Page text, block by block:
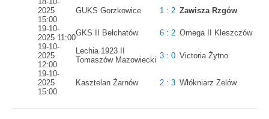
2025
15:00
GUKS Gorzkowice 1 : 2 Zawisza Rzgów
19-10-
2025 11:00
GKS II Bełchatów 6 : 2 Omega II Kleszczów
19-10-
2025
12:00
Lechia 1923 II
Tomaszów Mazowiecki 3 : 0 Victoria Żytno
19-10-
2025
15:00
Kasztelan Żarnów 2 : 3 Włókniarz Zelów